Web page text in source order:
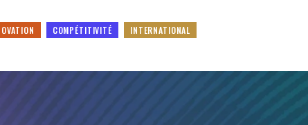
COMPÉTITIVITÉ INTERNATIONAL